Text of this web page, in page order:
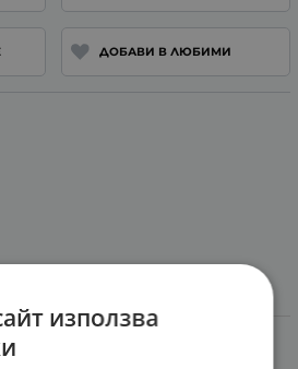
ДОБАВИ В ЛЮБИМИ
УАЙТ + КЪМПЛИЙТ КЕЪР
използва